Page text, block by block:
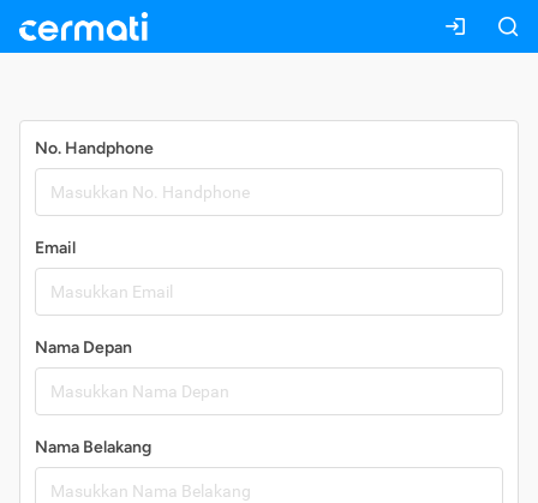
No. Handphone
Email
Nama Depan
Nama Belakang